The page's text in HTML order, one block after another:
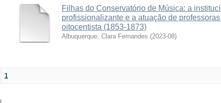
Filhas do Conservatório de Música: a
profissionalizante e a atuação de
oitocentista (1853-1873)
Albuquerque, Clara Fernandes (2023-08)
1